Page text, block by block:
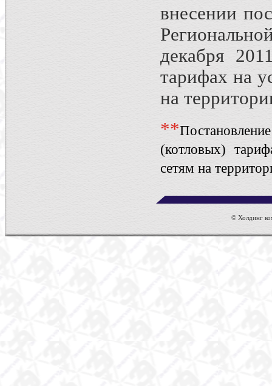
внесении
декабря
тарифах на
на
**
(котловых)
сетям на
© Холдинг